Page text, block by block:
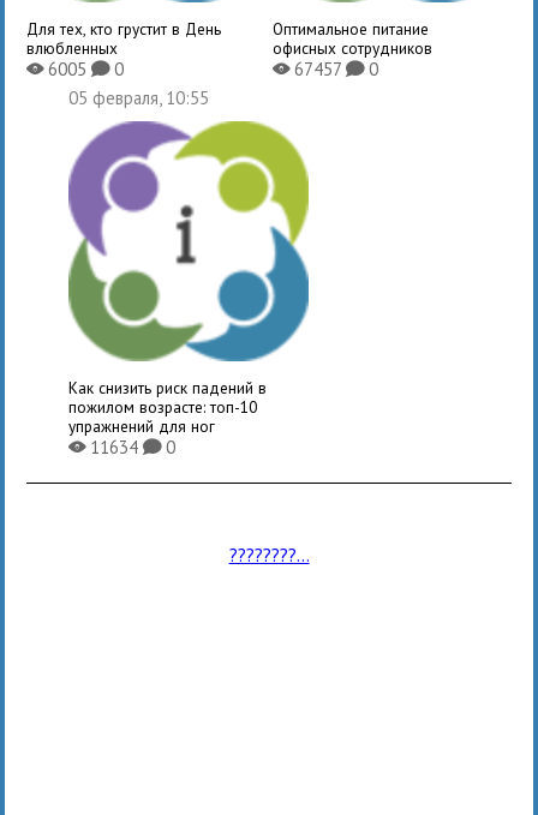
Для тех, кто грустит в День
влюбленных
X6005K0
Оптимальное питание
офисных сотрудников
X67457 K0
05 февраля, 10:55
Как снизить риск падений в
пожилом возрасте: топ-10
упражнений для ног
X11634K0
????????...